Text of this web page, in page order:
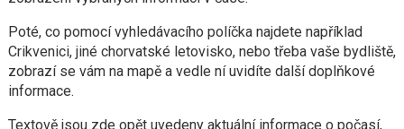
Poté, co pomocí vyhledávacího políčka najdete například
Crikvenici, jiné chorvatské letovisko, nebo třeba vaše bydliště,
zobrazí se vám na mapě a vedle ní uvidíte další doplňkové
informace.
Textově jsou zde opět uvedeny aktuální informace o počasí,